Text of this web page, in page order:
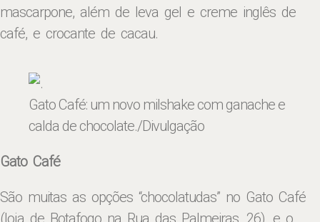
mascarpone, além de leva gel e creme inglês de
café, e crocante de cacau.
Gato Café: um novo milshake com ganache e
calda de chocolate./Divulgação
Gato Café
São muitas as opções “chocolatudas” no Gato Café
(loja de Botafogo na Rua das Palmeiras, 26), e o